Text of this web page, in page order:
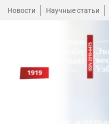
Новости Научные статьи